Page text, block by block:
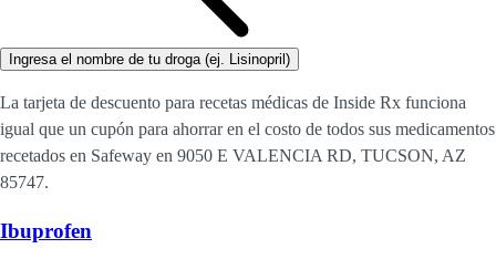
Ingresa el nombre de tu droga (ej. Lisinopril)
La tarjeta de descuento para recetas médicas de Inside Rx funciona
igual que un cupón para ahorrar en el costo de todos sus medicamentos
recetados en Safeway en 9050 E VALENCIA RD, TUCSON, AZ
85747.
Ibuprofen